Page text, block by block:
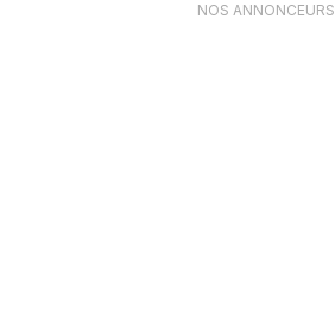
NOS ANNONCEURS